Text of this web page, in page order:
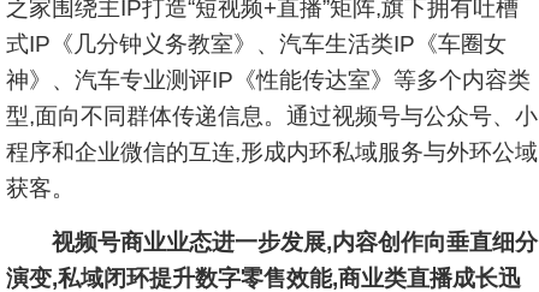
之家围绕主IP打造“短视频+直播”矩阵,旗下拥有吐槽
式IP《几分钟义务教室》、汽车生活类IP《车圈女
神》、汽车专业测评IP《性能传达室》等多个内容类
型,面向不同群体传递信息。通过视频号与公众号、小
程序和企业微信的互连,形成内环私域服务与外环公域
获客。
视频号商业业态进一步发展,内容创作向垂直细分
演变,私域闭环提升数字零售效能,商业类直播成长迅